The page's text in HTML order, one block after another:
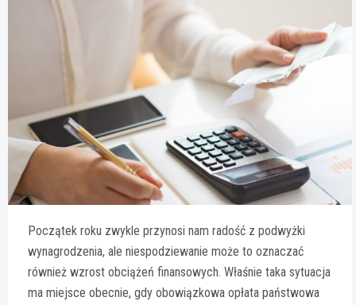
Początek roku zwykle przynosi nam radość z podwyżki
wynagrodzenia, ale niespodziewanie może to oznaczać
również wzrost obciążeń finansowych. Właśnie taka sytuacja
ma miejsce obecnie, gdy obowiązkowa opłata państwowa